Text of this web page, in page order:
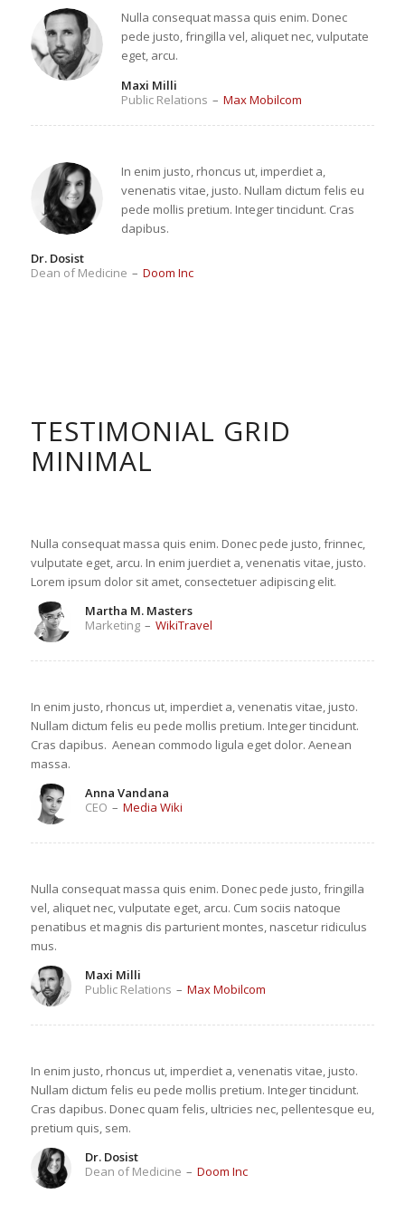
Nulla consequat massa quis enim. Donec
pede justo, fringilla vel, aliquet nec, vulputate
eget, arcu.
Maxi Milli
Public Relations – Max Mobilcom
In enim justo, rhoncus ut, imperdiet a,
venenatis vitae, justo. Nullam dictum felis eu
pede mollis pretium. Integer tincidunt. Cras
dapibus.
Dr. Dosist
Dean of Medicine – Doom Inc
TESTIMONIAL GRID
MINIMAL
Nulla consequat massa quis enim. Donec pede justo, frinnec,
vulputate eget, arcu. In enim juerdiet a, venenatis vitae, justo.
Lorem ipsum dolor sit amet, consectetuer adipiscing elit.
Martha M. Masters
Marketing – WikiTravel
In enim justo, rhoncus ut, imperdiet a, venenatis vitae, justo.
Nullam dictum felis eu pede mollis pretium. Integer tincidunt.
Cras dapibus. Aenean commodo ligula eget dolor. Aenean
massa.
Anna Vandana
CEO – Media Wiki
Nulla consequat massa quis enim. Donec pede justo, fringilla
vel, aliquet nec, vulputate eget, arcu. Cum sociis natoque
penatibus et magnis dis parturient montes, nascetur ridiculus
mus.
Maxi Milli
Public Relations – Max Mobilcom
In enim justo, rhoncus ut, imperdiet a, venenatis vitae, justo.
Nullam dictum felis eu pede mollis pretium. Integer tincidunt.
Cras dapibus. Donec quam felis, ultricies nec, pellentesque eu,
pretium quis, sem.
Dr. Dosist
Dean of Medicine – Doom Inc